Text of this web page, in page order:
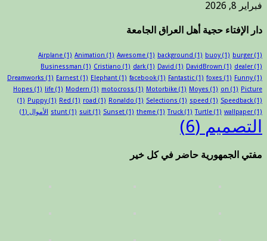
فبراير 8, 2026
دار الإفتاء حجية أهل العراق الجامعة
Airplane (1) Animation (1) Awesome (1) background (1) buoy (1) burger (1)
Businessman (1) Cristiano (1) dark(1) David (1) DavidBrown (1) dealer (1)
Dreamworks (1) Earnest (1) Elephant (1) facebook(1) Fantastic (1) foxes (1) Funny (1)
Hopes (1) life (1) Modern (1) motocross (1) Motorbike (1) Moyes (1) on (1) Picture
(1) Puppy (1) Red (1) road (1) Ronaldo (1) Selections (1) speed (1) Speedback(1)
stunt (1) suit (1) Sunset (1) theme (1) Truck(1) Turtle (1) wallpaper (1) الأموال (1)
التصميم (6)
مفتي الجمهورية حاضر في كل خير